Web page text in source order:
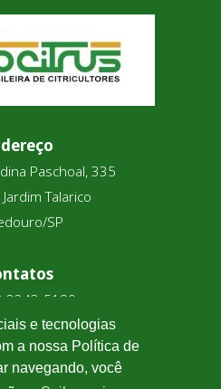
Paschoal, 335
Talarico
SP
3343-5180
9831
e tecnologias
a nossa Política de
navegando, você